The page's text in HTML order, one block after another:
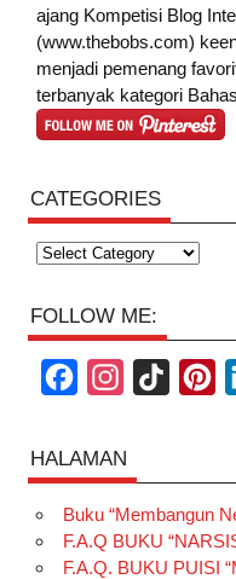
ajang Kompetisi Blog
(www.thebobs.com)
menjadi pemenang
terbanyak kategori
CATEGORIES
Categories
FOLLOW ME:
c
e
b
o
s
t
a
g
T
o
k
t
e
r
HALAMAN
Buku “Membangun
F.A.Q BUKU
F.A.Q. BUKU PUISI